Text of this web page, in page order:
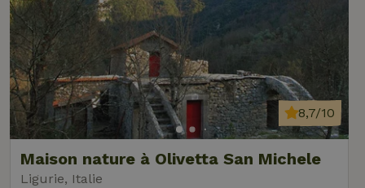
Maison nature à Olivetta San Michele
Ligurie, Italie
8,7/10